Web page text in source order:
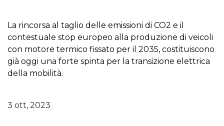
La rincorsa al taglio delle emissioni di CO2 e il
contestuale stop europeo alla produzione di veicoli
con motore termico fissato per il 2035, costituiscono
già oggi una forte spinta per la transizione elettrica
della mobilità.
3 ott, 2023